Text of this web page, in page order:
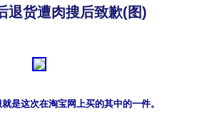
退货遭肉搜后致歉(图)